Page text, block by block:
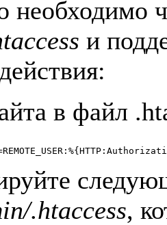
необходимо
и
в файл
.htaccess,